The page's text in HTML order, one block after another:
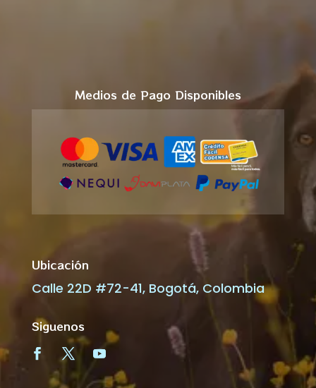
Medios de Pago Disponibles
Ubicación
Calle 22D #72-41, Bogotá, Colombia
Siguenos